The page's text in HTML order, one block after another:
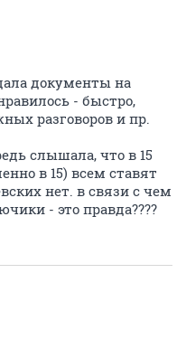
документы на
- быстро,
разговоров и пр.
слышала, что в 15
в 15) всем ставят
нет. в связи с чем
- это правда????